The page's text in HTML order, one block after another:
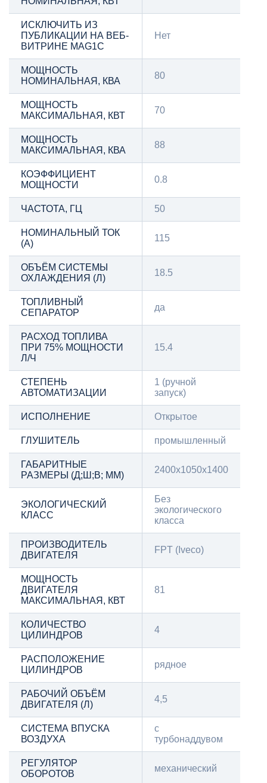
ИСКЛЮЧИТЬ ИЗ
ПУБЛИКАЦИИ НА ВЕБ-
ВИТРИНЕ MAG1C
Нет
МОЩНОСТЬ
НОМИНАЛЬНАЯ, КВА
80
МОЩНОСТЬ
МАКСИМАЛЬНАЯ, КВТ
70
МОЩНОСТЬ
МАКСИМАЛЬНАЯ, КВА
88
КОЭФФИЦИЕНТ
МОЩНОСТИ
0.8
ЧАСТОТА, ГЦ 50
НОМИНАЛЬНЫЙ ТОК
(А)
115
ОБЪЁМ СИСТЕМЫ
ОХЛАЖДЕНИЯ (Л)
18.5
ТОПЛИВНЫЙ
СЕПАРАТОР
да
РАСХОД ТОПЛИВА
ПРИ 75% МОЩНОСТИ
Л/Ч
15.4
СТЕПЕНЬ
АВТОМАТИЗАЦИИ
1 (ручной
запуск)
ИСПОЛНЕНИЕ Открытое
ГЛУШИТЕЛЬ промышленный
ГАБАРИТНЫЕ
РАЗМЕРЫ (Д;Ш;В; ММ)
2400х1050х1400
ЭКОЛОГИЧЕСКИЙ
КЛАСС
Без
экологического
класса
ПРОИЗВОДИТЕЛЬ
ДВИГАТЕЛЯ
FPT (Iveco)
МОЩНОСТЬ
ДВИГАТЕЛЯ
МАКСИМАЛЬНАЯ, КВТ
81
КОЛИЧЕСТВО
ЦИЛИНДРОВ
4
РАСПОЛОЖЕНИЕ
ЦИЛИНДРОВ
рядное
РАБОЧИЙ ОБЪЁМ
ДВИГАТЕЛЯ (Л)
4,5
СИСТЕМА ВПУСКА
ВОЗДУХА
с
турбонаддувом
РЕГУЛЯТОР
ОБОРОТОВ
механический